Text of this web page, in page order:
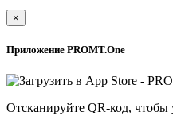
×
Приложение PROMT.One
Отсканируйте QR-код,